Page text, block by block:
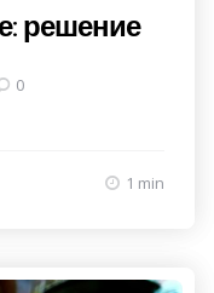
решение
0
1 min